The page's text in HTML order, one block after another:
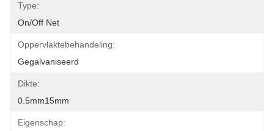
Type:
On/off Net
Oppervlaktebehandeling:
Gegalvaniseerd
Dikte:
0.5mm15mm
Eigenschap: